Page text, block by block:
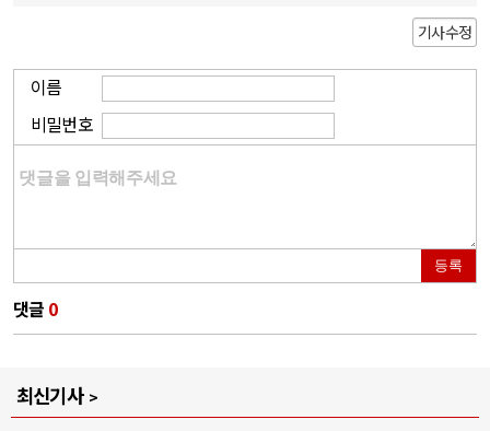
기사수정
이름
비밀번호
등록
댓글 0
최신기사